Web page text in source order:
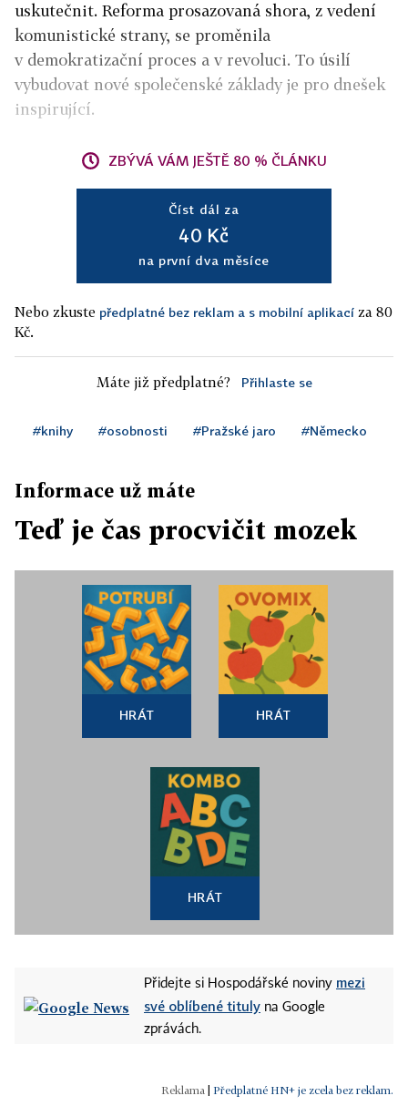
uskutečnit. Reforma prosazovaná shora, z vedení
komunistické strany, se proměnila
v demokratizační proces a v revoluci. To úsilí
vybudovat nové společenské základy je pro dnešek
inspirující.
ZBÝVÁ VÁM JEŠTĚ 80 % ČLÁNKU
Číst dál za
40 Kč
na první dva měsíce
Nebo zkuste předplatné bez reklam a s mobilní aplikací za 80
Kč.
Máte již předplatné? Přihlaste se
#knihy #osobnosti #Pražské jaro #Německo
Informace už máte
Teď je čas procvičit mozek
HRÁT HRÁT
HRÁT
Přidejte si Hospodářské noviny mezi
své oblíbené tituly na Google
zprávách.
Předplatné HN+ je zcela bez reklam.